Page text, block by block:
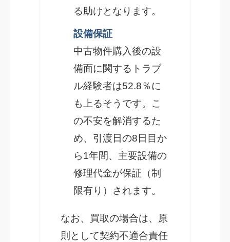
る助けとなります。
設備保証
中古物件購入後の設
備面に関するトラブ
ル経験者は52.8％に
も上るそうです。こ
の不安を解消するた
め、引渡日の8日目か
ら1年間、主要設備の
修理代金が保証（制
限有り）されます。
なお、買取の場合は、原
則として契約不適合責任